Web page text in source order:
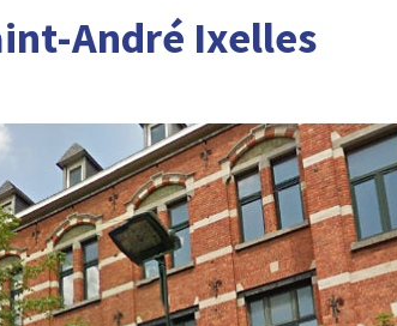
André Ixelles